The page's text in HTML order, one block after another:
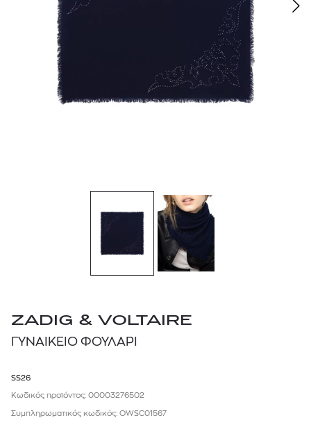
ZADIG & VOLTAIRE
ΓΥΝΑΙΚΕΙΟ ΦΟΥΛΑΡΙ
SS26
Κωδικός προϊόντος: 00003276502
Συμπληρωματικός κωδικός: OWSC01567